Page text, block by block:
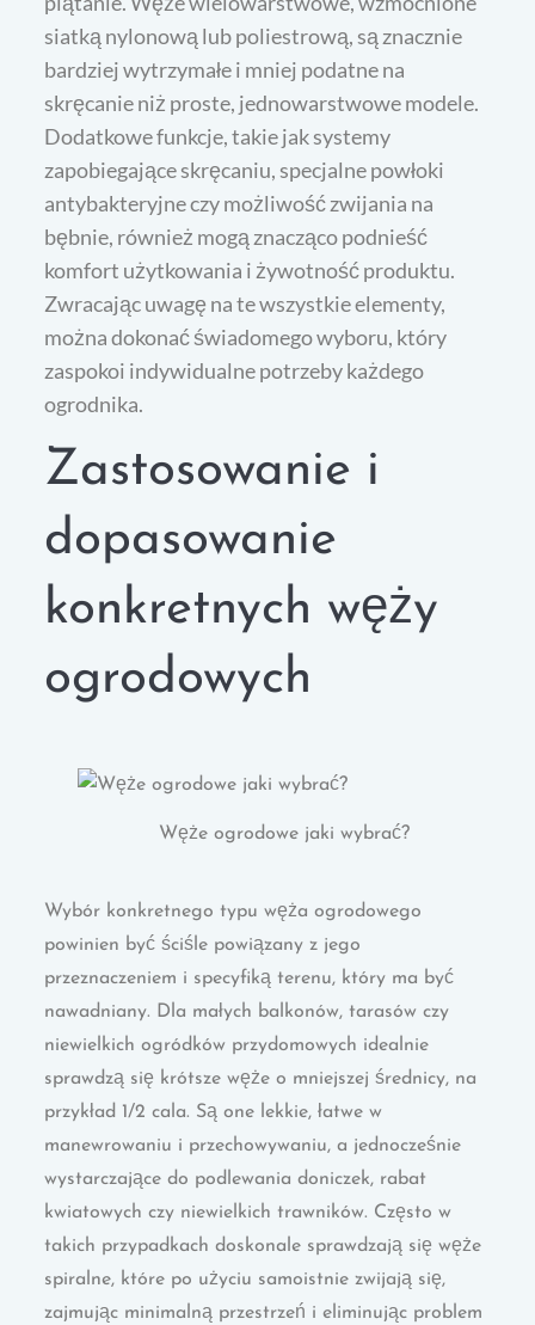
siatką nylonową lub poliestrową, są znacznie
bardziej wytrzymałe i mniej podatne na
skręcanie niż proste, jednowarstwowe modele.
Dodatkowe funkcje, takie jak systemy
zapobiegające skręcaniu, specjalne powłoki
antybakteryjne czy możliwość zwijania na
bębnie, również mogą znacząco podnieść
komfort użytkowania i żywotność produktu.
Zwracając uwagę na te wszystkie elementy,
można dokonać świadomego wyboru, który
zaspokoi indywidualne potrzeby każdego
ogrodnika.
Zastosowanie i
dopasowanie
konkretnych węży
ogrodowych
Węże ogrodowe jaki wybrać?
Wybór konkretnego typu węża ogrodowego
powinien być ściśle powiązany z jego
przeznaczeniem i specyfiką terenu, który ma być
nawadniany. Dla małych balkonów, tarasów czy
niewielkich ogródków przydomowych idealnie
sprawdzą się krótsze węże o mniejszej średnicy, na
przykład 1/2 cala. Są one lekkie, łatwe w
manewrowaniu i przechowywaniu, a jednocześnie
wystarczające do podlewania doniczek, rabat
kwiatowych czy niewielkich trawników. Często w
takich przypadkach doskonale sprawdzają się węże
spiralne, które po użyciu samoistnie zwijają się,
zajmując minimalną przestrzeń i eliminując problem